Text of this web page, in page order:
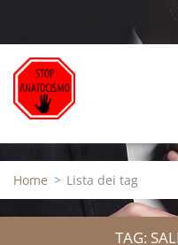
Home > Lista dei tag
TAG: